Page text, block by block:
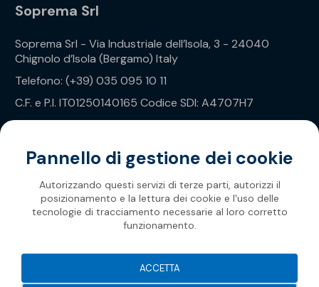
Soprema Srl
Soprema Srl - Via Industriale dell’Isola, 3 - 24040
Chignolo d’Isola (Bergamo) Italy
Telefono: (+39) 035 095 10 11
C.F. e P.I. IT01250140165 Codice SDI: A4707H7
Privacy Policy
Soprema 2026
Pannello di gestione dei cookie
Autorizzando questi servizi di terze parti, autorizzi il
posizionamento e la lettura dei cookie e l'uso delle
tecnologie di tracciamento necessarie al loro corretto
funzionamento.
ACCETTA